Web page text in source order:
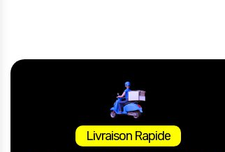
Livraison Rapide